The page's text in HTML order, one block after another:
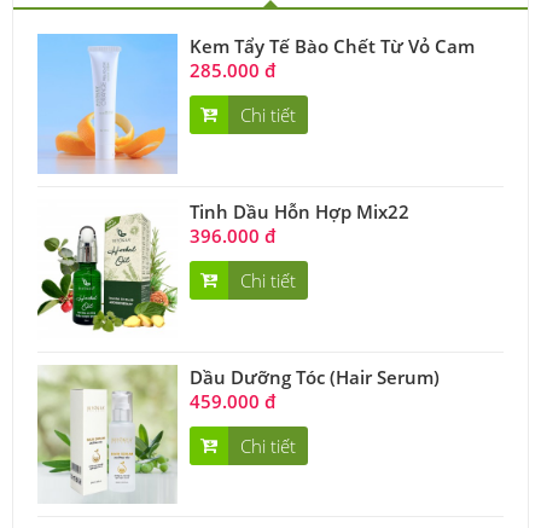
Kem Tẩy Tế Bào Chết Từ Vỏ Cam
285.000 đ
Chi tiết
Tinh Dầu Hỗn Hợp Mix22
396.000 đ
Chi tiết
Dầu Dưỡng Tóc (Hair Serum)
459.000 đ
Chi tiết